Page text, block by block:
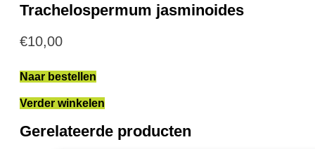
Trachelospermum jasminoides
€10,00
Naar bestellen
Verder winkelen
Gerelateerde producten